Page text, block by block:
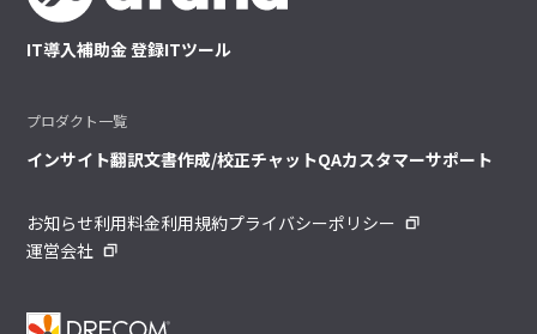
IT導入補助金 登録ITツール
プロダクト一覧
インサイト翻訳文書作成/校正チャットQAカスタマーサポート
お知らせ利用料金利用規約プライバシーポリシー
運営会社